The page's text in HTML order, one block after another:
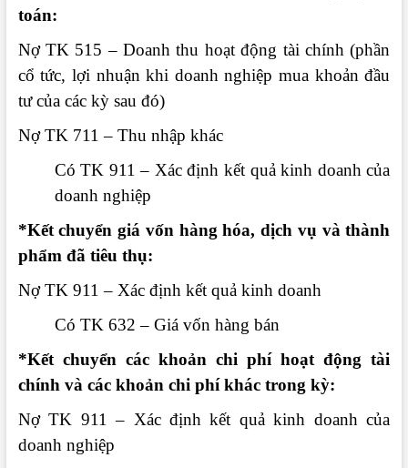
toán:
Nợ TK 515 – Doanh thu hoạt động tài chính (phần
cổ tức, lợi nhuận khi doanh nghiệp mua khoản đầu
tư của các kỳ sau đó)
Nợ TK 711 – Thu nhập khác
Có TK 911 – Xác định kết quả kinh doanh của
doanh nghiệp
*Kết chuyển giá vốn hàng hóa, dịch vụ và thành
phẩm đã tiêu thụ:
Nợ TK 911 – Xác định kết quả kinh doanh
Có TK 632 – Giá vốn hàng bán
*Kết chuyển các khoản chi phí hoạt động tài
chính và các khoản chi phí khác trong kỳ:
Nợ TK 911 – Xác định kết quả kinh doanh của
doanh nghiệp